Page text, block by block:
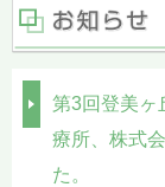
事業所一覧
よくあるご質問
第3回登美ヶ
療所、株式
た。